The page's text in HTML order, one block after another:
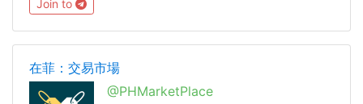
Join to
在菲：交易市場
@PHMarketPlace